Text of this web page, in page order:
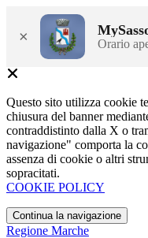
× Orario
Questo sito utilizza cookie
chiusura del banner
contraddistinto dalla X o
navigazione" comporta la
assenza di cookie o altri
sopracitati.
COOKIE POLICY
Continua la navigazione
Regione Marche